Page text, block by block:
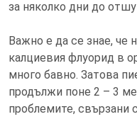
за няколко дни до
Важно е да се знае, че
калциевия флуорид в
много бавно. Затова
продължи поне 2 – 3
проблемите, свързани